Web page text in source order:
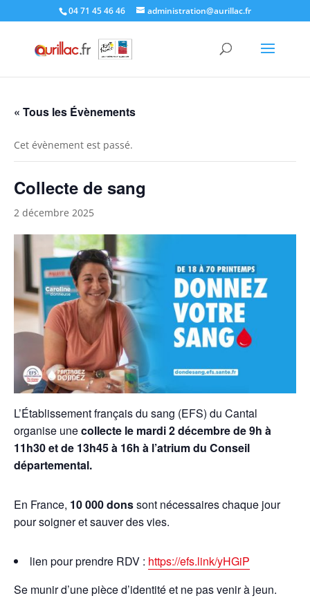
04 71 45 46 46 administration@aurillac.fr
« Tous les Évènements
Cet évènement est passé.
Collecte de sang
2 décembre 2025
L’Établissement français du sang (EFS) du Cantal
organise unecollecte le mardi 2 décembre de 9h à
11h30 et de 13h45 à 16h à l’atrium du Conseil
départemental.
En France, 10 000 donssont nécessaires chaque jour
pour soigner et sauver des vies.
lien pour prendre RDV : https://efs.link/yHGiP
Se munir d’une pièce d’identité et ne pas venir à jeun.